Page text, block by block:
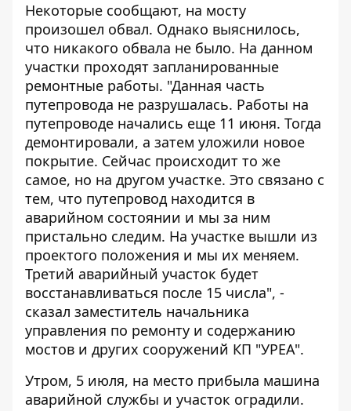
Некоторые сообщают, на мосту
произошел обвал. Однако выяснилось,
что никакого обвала не было. На данном
участки проходят запланированные
ремонтные работы. "Данная часть
путепровода не разрушалась. Работы на
путепроводе начались еще 11 июня. Тогда
демонтировали, а затем уложили новое
покрытие. Сейчас происходит то же
самое, но на другом участке. Это связано с
тем, что путепровод находится в
аварийном состоянии и мы за ним
пристально следим. На участке вышли из
проектого положения и мы их меняем.
Третий аварийный участок будет
восстанавливаться после 15 числа", -
сказал заместитель начальника
управления по ремонту и содержанию
мостов и других сооружений КП "УРЕА".
Утром, 5 июля, на место прибыла машина
аварийной службы и участок оградили.